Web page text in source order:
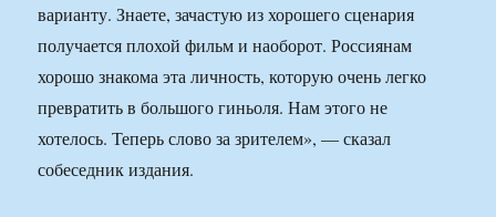
варианту. Знаете, зачастую из хорошего сценария
получается плохой фильм и наоборот. Россиянам
хорошо знакома эта личность, которую очень легко
превратить в большого гиньоля. Нам этого не
хотелось. Теперь слово за зрителем», — сказал
собеседник издания.